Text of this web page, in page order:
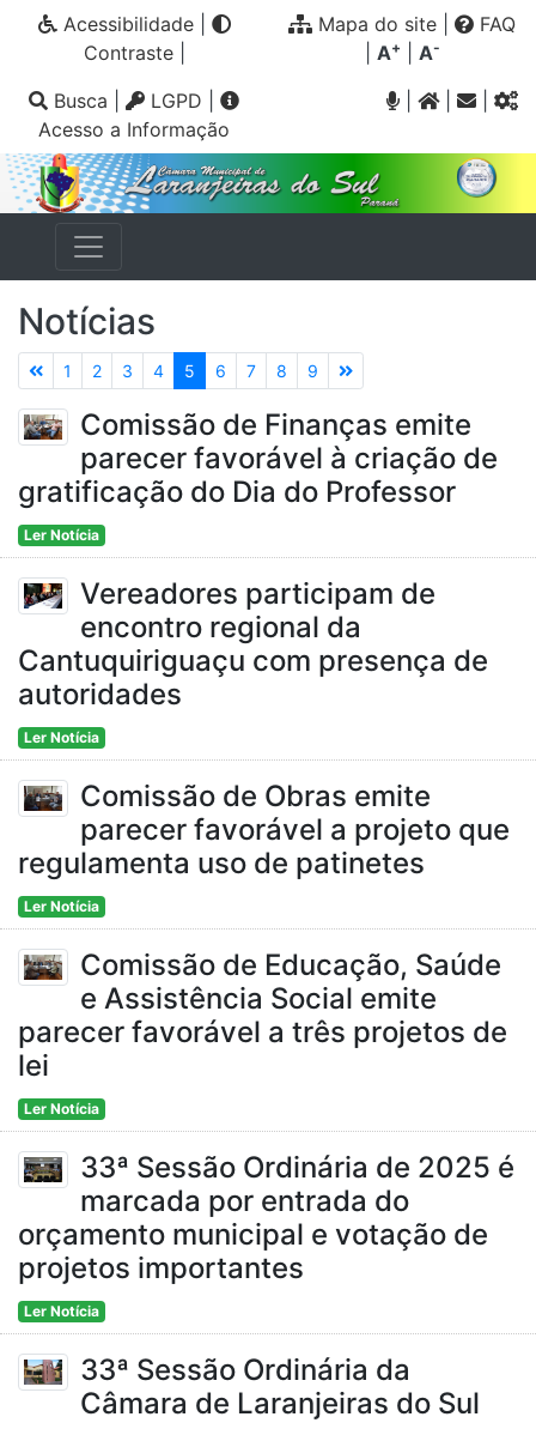
Acessibilidade|
Contraste|
Mapa do site
FAQ
A+ A-
Busca LGPD
Acesso a Informação
|
Notícias
1 2 3 4 5 6 7 8 9
Comissão de Finanças emite
parecer favorável à criação de
gratificação do Dia do Professor
Ler Notícia
Vereadores participam de
encontro regional da
Cantuquiriguaçu com presença de
autoridades
Ler Notícia
Comissão de Obras emite
parecer favorável a projeto que
regulamenta uso de patinetes
Ler Notícia
Comissão de Educação, Saúde
e Assistência Social emite
parecer favorável a três projetos de
lei
Ler Notícia
33ª Sessão Ordinária de 2025 é
marcada por entrada do
orçamento municipal e votação de
projetos importantes
Ler Notícia
33ª Sessão Ordinária da
Câmara de Laranjeiras do Sul